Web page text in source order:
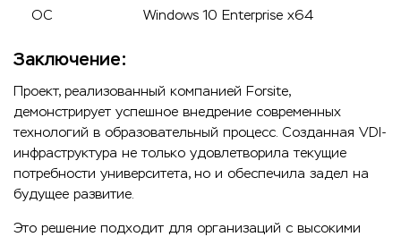
ОС Windows 10 Enterprise x64
Заключение:
Проект, реализованный компанией Forsite,
демонстрирует успешное внедрение современных
технологий в образовательный процесс. Созданная VDI-
инфраструктура не только удовлетворила текущие
потребности университета, но и обеспечила задел на
будущее развитие.
Это решение подходит для организаций с высокими